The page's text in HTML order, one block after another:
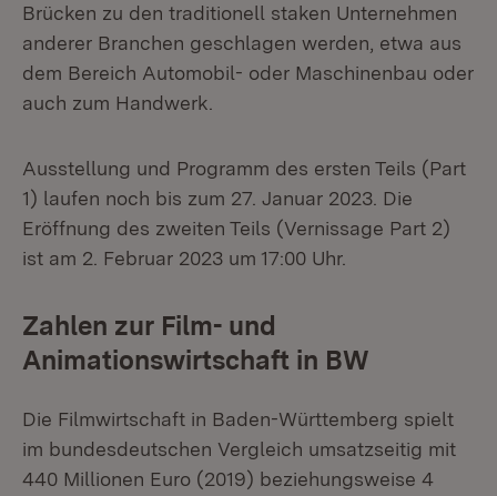
Brücken zu den traditionell staken Unternehmen
anderer Branchen geschlagen werden, etwa aus
dem Bereich Automobil- oder Maschinenbau oder
auch zum Handwerk.
Ausstellung und Programm des ersten Teils (Part
1) laufen noch bis zum 27. Januar 2023. Die
Eröffnung des zweiten Teils (Vernissage Part 2)
ist am 2. Februar 2023 um 17:00 Uhr.
Zahlen zur Film- und
Animationswirtschaft in BW
Die Filmwirtschaft in Baden-Württemberg spielt
im bundesdeutschen Vergleich umsatzseitig mit
440 Millionen Euro (2019) beziehungsweise 4